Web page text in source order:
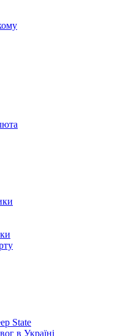
State
в Україні